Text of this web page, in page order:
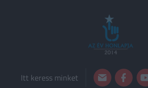
Itt keress minket